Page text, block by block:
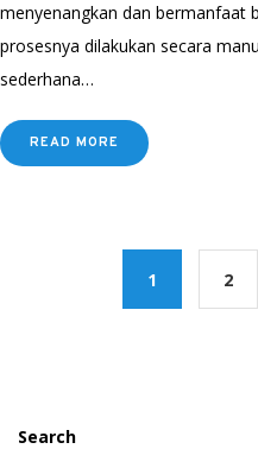
menyenangkan dan bermanfaat
prosesnya dilakukan secara
sederhana…
READ MORE
1 2
Search